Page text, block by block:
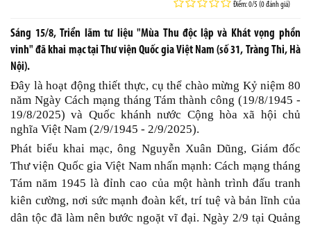
Điểm: 0/5 (0 đánh giá)
Sáng 15/8, Triển lãm tư liệu "Mùa Thu độc lập và Khát vọng phồn
vinh" đã khai mạc tại Thư viện Quốc gia Việt Nam (số 31, Tràng Thi, Hà
Nội).
Đây là hoạt động thiết thực, cụ thể chào mừng Kỷ niệm 80
năm Ngày Cách mạng tháng Tám thành công (19/8/1945 -
19/8/2025) và Quốc khánh nước Cộng hòa xã hội chủ
nghĩa Việt Nam (2/9/1945 - 2/9/2025).
Phát biểu khai mạc, ông Nguyễn Xuân Dũng, Giám đốc
Thư viện Quốc gia Việt Nam nhấn mạnh: Cách mạng tháng
Tám năm 1945 là đỉnh cao của một hành trình đấu tranh
kiên cường, nơi sức mạnh đoàn kết, trí tuệ và bản lĩnh của
dân tộc đã làm nên bước ngoặt vĩ đại. Ngày 2/9 tại Quảng